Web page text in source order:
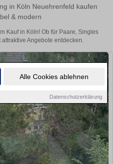
Alle Cookies ablehnen
Datenschutzerklärung
in Köln Neuehrenfeld kaufen
& modern
Kauf in Köln! Ob für Paare, Singles
Angebote entdecken.